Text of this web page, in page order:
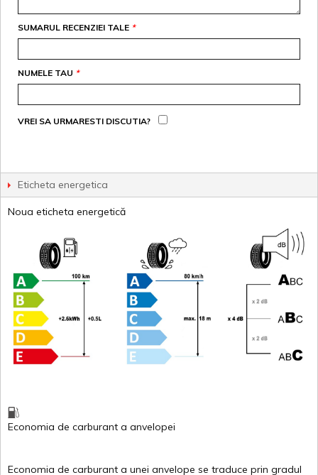
*
SUMARUL RECENZIEI TALE
*
NUMELE TAU
VREI SA URMARESTI DISCUTIA?
Eticheta energetica
Noua eticheta energetică
Economia de carburant a anvelopei
Economia de carburant a unei anvelope se traduce prin gradul